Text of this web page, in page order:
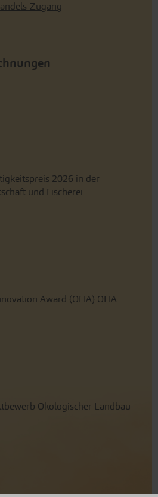
Zugang
2026 in der
und Fischerei
Award (OFIA) OFIA
Ökologischer Landbau